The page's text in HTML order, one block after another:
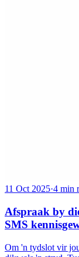
11 Oct 2025·4 min
Afspraak by
SMS
Om 'n tydslot vir